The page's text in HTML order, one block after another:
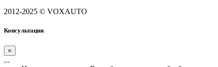
2012-2025 © VOXAUTO
Консультация
×
...